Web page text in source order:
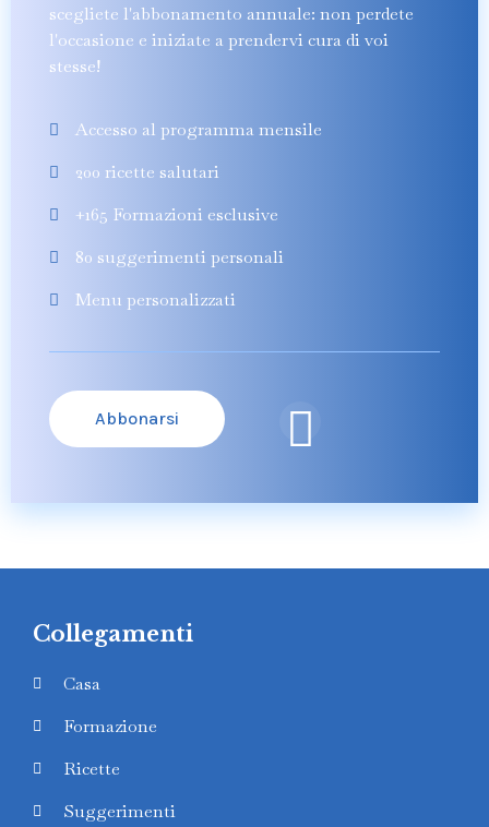
scegliete l'abbonamento annuale: non perdete
l'occasione e iniziate a prendervi cura di voi
stesse!
Accesso al programma mensile
200 ricette salutari
+165 Formazioni esclusive
80 suggerimenti personali
Menu personalizzati
Abbonarsi
Collegamenti
Casa
Formazione
Ricette
Suggerimenti